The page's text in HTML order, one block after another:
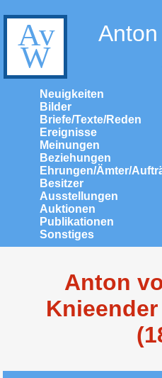
Neuigkeiten
Bilder
Briefe/Texte/Reden
Ereignisse
Meinungen
Beziehungen
Ehrungen/Ämter/
Besitzer
Ausstellungen
Auktionen
Publikationen
Sonstiges
Anton